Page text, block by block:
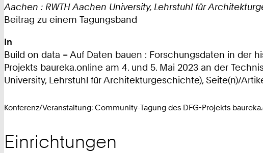
Aachen : RWTH Aachen University, Lehrstuhl für
Beitrag zu einem Tagungsband
In
Build on data = Auf Daten bauen : Forschungsdaten in der
Projekts baureka.online am 4. und 5. Mai 2023 an der
University, Lehrstuhl für Architekturgeschichte), Seite(n)/
Konferenz/Veranstaltung: Community-Tagung des DFG-Projekts
Einrichtungen